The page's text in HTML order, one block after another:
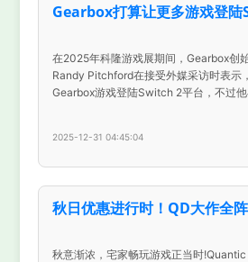
Gearbox打算让更多游戏登
在2025年科隆游戏展期间，Gearbox创
Randy Pitchford在接受外媒采访时表示
Gearbox游戏登陆Switch 2平台，不过
2025-12-31 04:45:04
秋日优惠进行时！QD大作全
秋意渐浓，宅家畅玩游戏正当时